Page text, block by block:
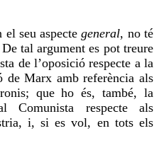
el seu aspectegeneral, no té
tal argument es pot treure
de l’oposició respecte a la
de Marx amb referència als
que ho és, també, la
Comunista respecte als
i, si es vol, en tots els